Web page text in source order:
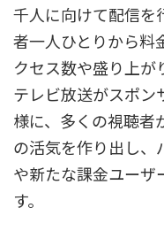
千人に向けて配信を
者一人ひとりから料
クセス数や盛り上が
テレビ放送がスポン
様に、多くの視聴者
の活気を作り出し、
や新たな課金ユーザ
す。